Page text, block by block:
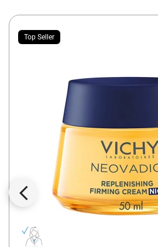
Top Seller